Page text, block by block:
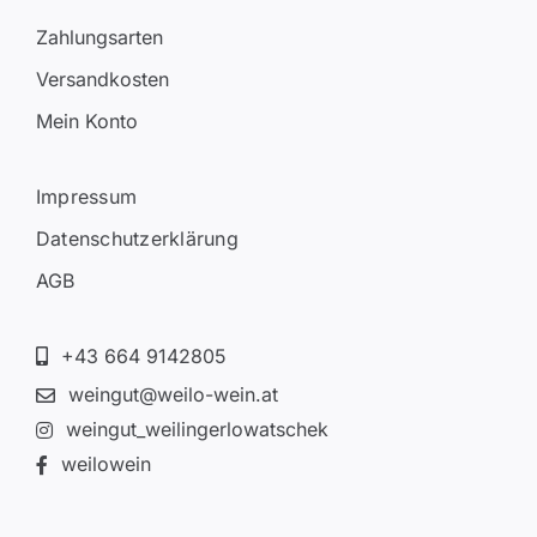
Zahlungsarten
Versandkosten
Mein Konto
Impressum
Datenschutzerklärung
AGB
+43 664 9142805
weingut@weilo-wein.at
weingut_weilingerlowatschek
weilowein